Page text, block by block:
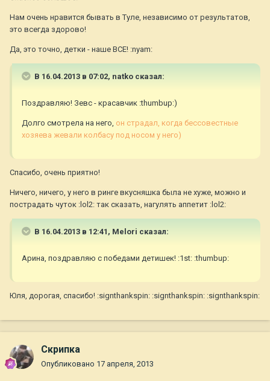
Нам очень нравится бывать в Туле, независимо от результатов,
это всегда здорово!
Да, это точно, детки - наше ВСЕ! :nyam:
В 16.04.2013 в 07:02, natko сказал:
Поздравляю! Зевс - красавчик :thumbup:)
Долго смотрела на него, он страдал, когда бессовестные
хозяева жевали колбасу под носом у него)
Спасибо, очень приятно!
Ничего, ничего, у него в ринге вкусняшка была не хуже, можно и
пострадать чуток :lol2: так сказать, нагулять аппетит :lol2:
В 16.04.2013 в 12:41, Melori сказал:
Арина, поздравляю с победами детишек! :1st: :thumbup:
Юля, дорогая, спасибо! :signthankspin: :signthankspin: :signthankspin:
Скрипка
Опубликовано 17 апреля, 2013